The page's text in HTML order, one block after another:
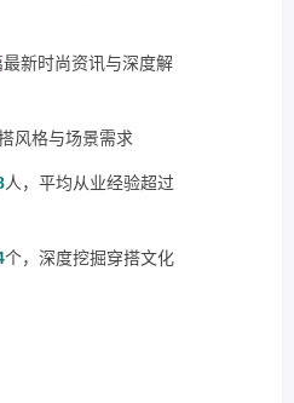
最新时尚资讯与深度解
风格与场景需求
人，平均从业经验超过
个，深度挖掘穿搭文化